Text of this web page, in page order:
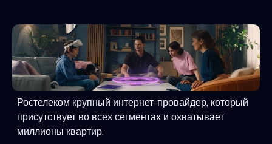
Ростелеком крупный интернет-провайдер, который
присутствует во всех сегментах и охватывает
миллионы квартир.